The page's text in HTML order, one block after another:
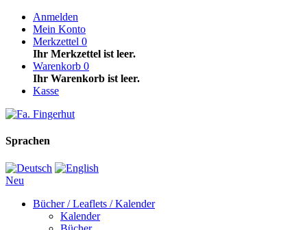
Anmelden
Mein Konto
Merkzettel 0
Ihr Merkzettel ist leer.
Warenkorb 0
Ihr Warenkorb ist leer.
Kasse
Sprachen
Neu
Bücher / Leaflets / Kalender
Kalender